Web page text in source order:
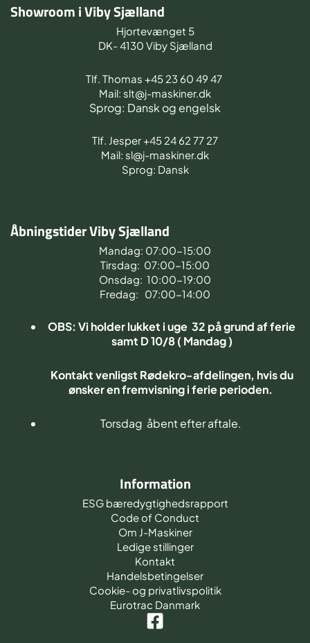
Showroom i Viby Sjælland
Hjortevænget 5
DK- 4130 Viby Sjælland
Tlf. Thomas +45 23 60 49 47
Mail: slt@j-maskiner.dk
Sprog: Dansk og engelsk
Tlf. Jesper +45 24 62 77 27
Mail: sl@j-maskiner.dk
Sprog: Dansk
Åbningstider Viby Sjælland
Mandag: 07:00-15:00
Tirsdag: 07:00-15:00
Onsdag: 10:00-19:00
Fredag: 07:00-14:00
OBS: Vi holder lukket i uge 32 på grund af ferie
samt D 10/8 ( Mandag )
Kontakt venligst Rødekro-afdelingen, hvis du
ønsker en fremvisning i ferie perioden.
Torsdag åbent efter aftale.
Information
ESG bæredygtighedsrapport
Code of Conduct
Om J-Maskiner
Ledige stillinger
Kontakt
Handelsbetingelser
Cookie- og privatlivspolitik
Eurotrac Danmark